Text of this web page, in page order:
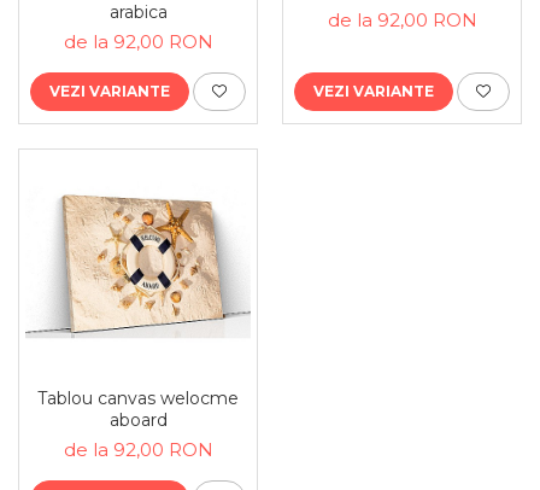
arabica
de la 92,00 RON
VEZI VARIANTE
de la 92,00 RON
VEZI VARIANTE
Tablou canvas welocme
aboard
de la 92,00 RON